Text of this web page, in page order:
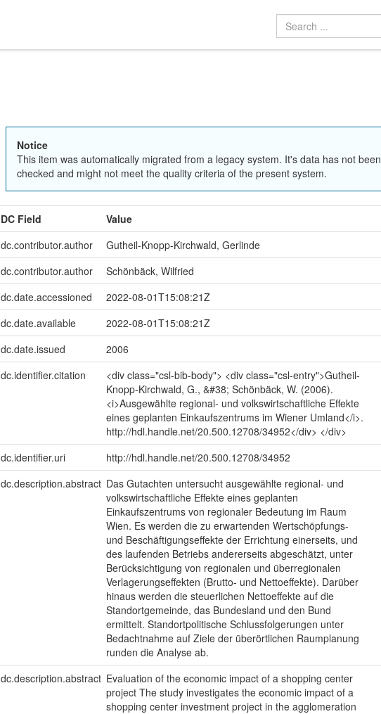
Notice
This item was automatically migrated from a legacy system. It's data has not been
checked and might not meet the quality criteria of the present system.
DC Field Value
dc.contributor.author
Gutheil-Knopp-Kirchwald, Gerlinde
dc.contributor.author
Schönbäck, Wilfried
dc.date.accessioned
2022-08-01T15:08:21Z
dc.date.available
2022-08-01T15:08:21Z
dc.date.issued
2006
dc.identifier.citation
<div class="csl-bib-body"> <div class="csl-entry">Gutheil-
Knopp-Kirchwald, G., &#38; Schönbäck, W. (2006).
<i>Ausgewählte regional- und volkswirtschaftliche Effekte
eines geplanten Einkaufszentrums im Wiener Umland</i>.
http://hdl.handle.net/20.500.12708/34952</div> </div>
dc.identifier.uri http://hdl.handle.net/20.500.12708/34952
dc.description.abstract Das Gutachten untersucht ausgewählte regional- und
volkswirtschaftliche Effekte eines geplanten
Einkaufszentrums von regionaler Bedeutung im Raum
Wien. Es werden die zu erwartenden Wertschöpfungs-
und Beschäftigungseffekte der Errichtung einerseits, und
des laufenden Betriebs andererseits abgeschätzt, unter
Berücksichtigung von regionalen und überregionalen
Verlagerungseffekten (Brutto- und Nettoeffekte). Darüber
hinaus werden die steuerlichen Nettoeffekte auf die
Standortgemeinde, das Bundesland und den Bund
ermittelt. Standortpolitische Schlussfolgerungen unter
Bedachtnahme auf Ziele der überörtlichen Raumplanung
runden die Analyse ab.
dc.description.abstract Evaluation of the economic impact of a shopping center
project The study investigates the economic impact of a
shopping center investment project in the agglomeration